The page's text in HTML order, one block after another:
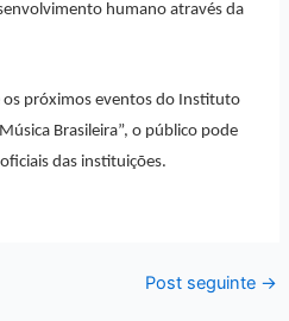
humano através da
os próximos eventos do Instituto
Brasileira”, o público pode
das instituições.
Post seguinte →